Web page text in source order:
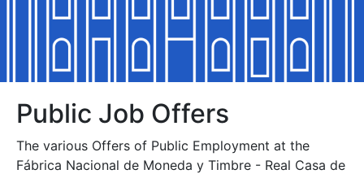
Show/Hide
Show/Hide
Show/Hide
Show/Hide
Public Job Offers
The various Offers of Public Employment at the
Fábrica Nacional de Moneda y Timbre - Real Casa de